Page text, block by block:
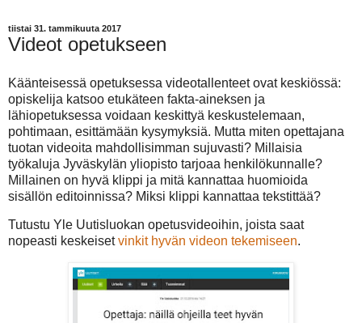
tiistai 31. tammikuuta 2017
Videot opetukseen
Käänteisessä opetuksessa videotallenteet ovat keskiössä:
opiskelija katsoo etukäteen fakta-aineksen ja
lähiopetuksessa voidaan keskittyä keskustelemaan,
pohtimaan, esittämään kysymyksiä. Mutta miten opettajana
tuotan videoita mahdollisimman sujuvasti? Millaisia
työkaluja Jyväskylän yliopisto tarjoaa henkilökunnalle?
Millainen on hyvä klippi ja mitä kannattaa huomioida
sisällön editoinnissa? Miksi klippi kannattaa tekstittää?
Tutustu Yle Uutisluokan opetusvideoihin, joista saat
nopeasti keskeisetvinkit hyvän videon tekemiseen.